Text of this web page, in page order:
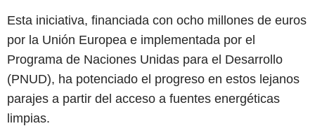
Esta iniciativa, financiada con ocho millones de euros
por la Unión Europea e implementada por el
Programa de Naciones Unidas para el Desarrollo
(PNUD), ha potenciado el progreso en estos lejanos
parajes a partir del acceso a fuentes energéticas
limpias.